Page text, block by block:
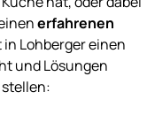
erfahrenen
Lohberger einen
und Lösungen